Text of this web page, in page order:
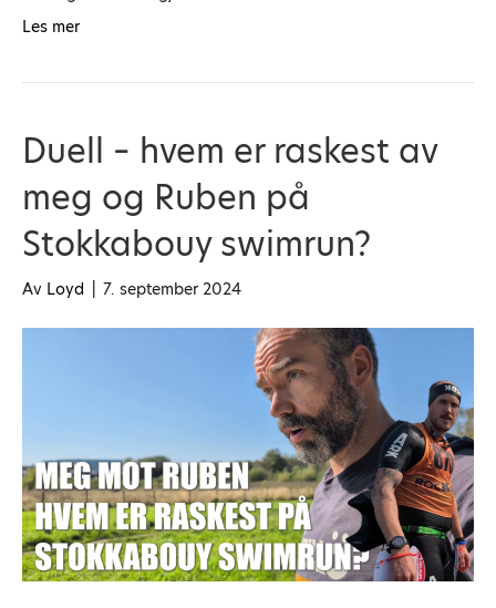
Les mer
Duell – hvem er raskest av
meg og Ruben på
Stokkabouy swimrun?
Av Loyd 7. september 2024